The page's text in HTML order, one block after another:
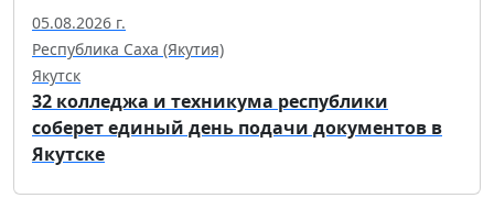
05.08.2026 г.
Республика Саха (Якутия)
Якутск
32 колледжа и техникума республики
соберет единый день подачи документов в
Якутске